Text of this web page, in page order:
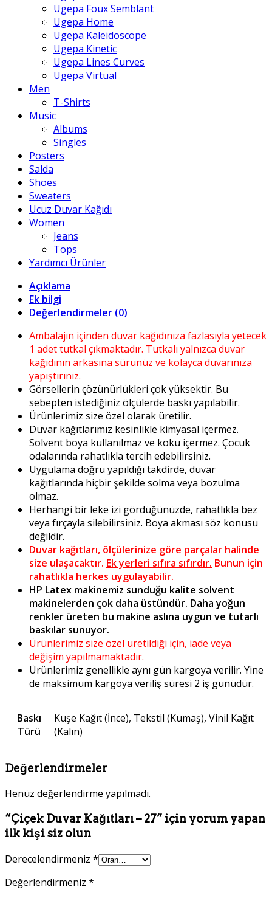
Ugepa Foux Semblant
Ugepa Home
Ugepa Kaleidoscope
Ugepa Kinetic
Ugepa Lines Curves
Ugepa Virtual
Men
T-Shirts
Music
Albums
Singles
Posters
Salda
Shoes
Sweaters
Ucuz Duvar Kağıdı
Women
Jeans
Tops
Yardımcı Ürünler
Açıklama
Ek bilgi
Değerlendirmeler (0)
Ambalajın içinden duvar kağıdınıza fazlasıyla yetecek
1 adet tutkal çıkmaktadır. Tutkalı yalnızca duvar
kağıdının arkasına sürünüz ve kolayca duvarınıza
yapıştırınız.
Görsellerin çözünürlükleri çok yüksektir. Bu
sebepten istediğiniz ölçülerde baskı yapılabilir.
Ürünlerimiz size özel olarak üretilir.
Duvar kağıtlarımız kesinlikle kimyasal içermez.
Solvent boya kullanılmaz ve koku içermez. Çocuk
odalarında rahatlıkla tercih edebilirsiniz.
Uygulama doğru yapıldığı takdirde, duvar
kağıtlarında hiçbir şekilde solma veya bozulma
olmaz.
Herhangi bir leke izi gördüğünüzde, rahatlıkla bez
veya fırçayla silebilirsiniz. Boya akması söz konusu
değildir.
Duvar kağıtları, ölçülerinize göre parçalar halinde
size ulaşacaktır. Ek yerleri sıfıra sıfırdır. Bunun için
rahatlıkla herkes uygulayabilir.
HP Latex makinemiz sunduğu kalite solvent
makinelerden çok daha üstündür. Daha yoğun
renkler üreten bu makine aslına uygun ve tutarlı
baskılar sunuyor.
Ürünlerimiz size özel üretildiği için, iade veya
değişim yapılmamaktadır.
Ürünlerimiz genellikle aynı gün kargoya verilir. Yine
de maksimum kargoya veriliş süresi 2 iş günüdür.
Baskı
Türü
Kuşe Kağıt (İnce), Tekstil (Kumaş), Vinil Kağıt
(Kalın)
Değerlendirmeler
Henüz değerlendirme yapılmadı.
“Çiçek Duvar Kağıtları – 27” için yorum yapan
ilk kişi siz olun
Derecelendirmeniz *
Değerlendirmeniz *